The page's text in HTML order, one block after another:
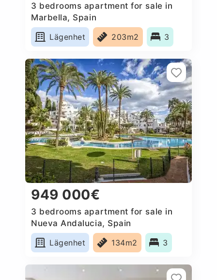
3 bedrooms apartment for sale in
Marbella, Spain
Lägenhet
203m2 3
949 000€
3 bedrooms apartment for sale in
Nueva Andalucia, Spain
Lägenhet
134m2 3